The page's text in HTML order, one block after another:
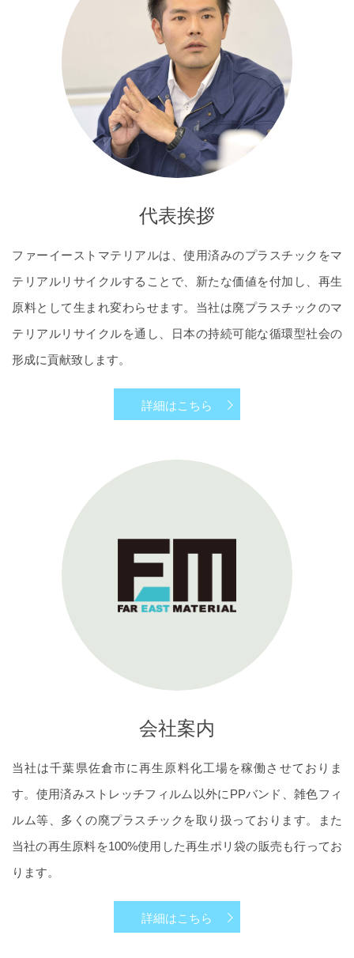
代表挨拶
ファーイーストマテリアルは、使用済みのプラスチックをマ
テリアルリサイクルすることで、新たな価値を付加し、再生
原料として生まれ変わらせます。当社は廃プラスチックのマ
テリアルリサイクルを通し、日本の持続可能な循環型社会の
形成に貢献致します。
詳細はこちら
会社案内
当社は千葉県佐倉市に再生原料化工場を稼働させておりま
す。使用済みストレッチフィルム以外にPPバンド、雑色フィ
ルム等、多くの廃プラスチックを取り扱っております。また
当社の再生原料を100%使用した再生ポリ袋の販売も行ってお
ります。
詳細はこちら